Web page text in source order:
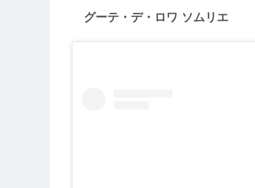
グーテ・デ・ロワ ソムリエ